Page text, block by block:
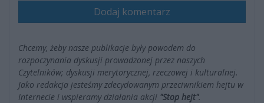
Dodaj komentarz
Chcemy, żeby nasze publikacje były powodem do
rozpoczynania dyskusji prowadzonej przez naszych
Czytelników; dyskusji merytorycznej, rzeczowej i kulturalnej.
Jako redakcja jesteśmy zdecydowanym przeciwnikiem hejtu w
Internecie i wspieramy działania akcji "Stop hejt".